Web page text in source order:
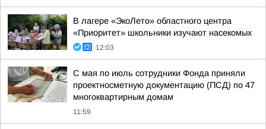
В лагере «ЭкоЛето» областного центра
«Приоритет» школьники изучают насекомых
12:03
С мая по июль сотрудники Фонда приняли
проектносметную документацию (ПСД) по 47
многоквартирным домам
11:59